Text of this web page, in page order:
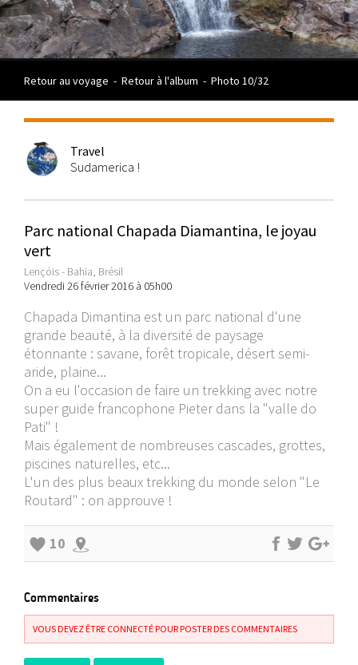
Retour au voyage - Retour à l'album - Photo 10/32
Travel
Sudamerica !
Parc national Chapada Diamantina, le joyau
vert
Lençóis - Bahia, Brésil
Vendredi 26 février 2016 à 05h00
Chapada Dimantina est un parc national d'une
grande beauté, à la diversité de paysage
étonnante : savane, forêt tropicale, désert semi-
aride, plaine...
On a eu l'occasion de faire un trekking avec notre
super guide francophone Pieter dans la "valle do
Pati" !
Mais également de nombreuses cascades, grottes,
piscines naturelles, etc...
L'un des plus beaux trekking du monde selon "Le
Routard" : on approuve !
10
Commentaires
VOUS DEVEZ ÊTRE CONNECTÉ POUR POSTER DES COMMENTAIRES